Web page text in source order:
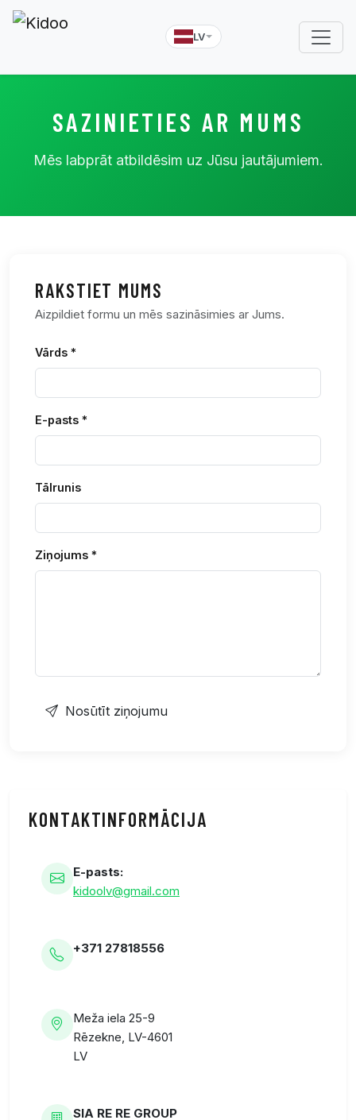
LV
SAZINIETIES AR MUMS
Mēs labprāt atbildēsim uz Jūsu jautājumiem.
RAKSTIET MUMS
Aizpildiet formu un mēs sazināsimies ar Jums.
Vārds *
E-pasts *
Tālrunis
Ziņojums *
Nosūtīt ziņojumu
KONTAKTINFORMĀCIJA
E-pasts:
kidoolv@gmail.com
+371 27818556
Meža iela 25-9
Rēzekne, LV-4601
LV
SIA RE RE GROUP